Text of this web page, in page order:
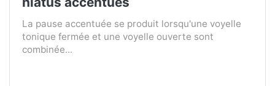
La pause accentuée se produit lorsqu'une voyelle
tonique fermée et une voyelle ouverte sont
combinée...